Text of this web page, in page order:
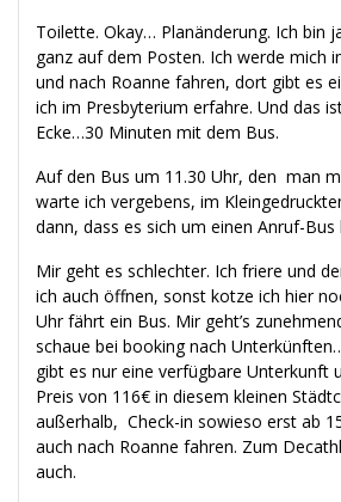
Toilette. Okay… Planänderung. Ich bin
ganz auf dem Posten. Ich werde mich
und nach Roanne fahren, dort gibt es
ich im Presbyterium erfahre. Und das
Ecke…30 Minuten mit dem Bus.
Auf den Bus um 11.30 Uhr, den man
warte ich vergebens, im
dann, dass es sich um einen Anruf-Bus
Mir geht es schlechter. Ich friere und
ich auch öffnen, sonst kotze ich hier
Uhr fährt ein Bus. Mir geht’s
schaue bei booking nach
gibt es nur eine verfügbare Unterkunft
Preis von 116€ in diesem kleinen
außerhalb, Check-in sowieso erst ab
auch nach Roanne fahren. Zum
auch.